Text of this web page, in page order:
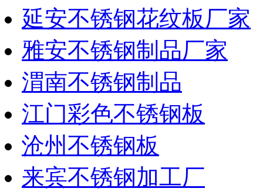
延安不锈钢花纹板厂家
雅安不锈钢制品厂家
渭南不锈钢制品
江门彩色不锈钢板
沧州不锈钢板
来宾不锈钢加工厂